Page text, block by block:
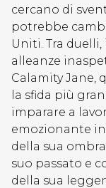
cercano di
potrebbe
Uniti. Tra
alleanze
Calamity Jane,
la sfida più
imparare a
emozionante in
della sua
suo passato e
della sua